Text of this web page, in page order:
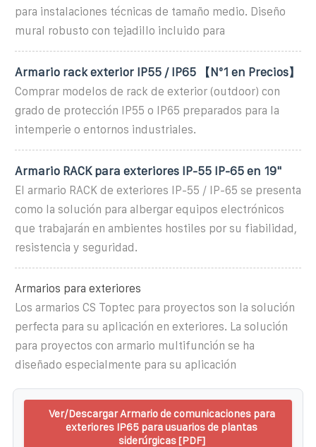
para instalaciones técnicas de tamaño medio. Diseño
mural robusto con tejadillo incluido para
Armario rack exterior IP55 / IP65 【Nº1 en Precios】
Comprar modelos de rack de exterior (outdoor) con
grado de protección IP55 o IP65 preparados para la
intemperie o entornos industriales.
Armario RACK para exteriores IP-55 IP-65 en 19"
El armario RACK de exteriores IP-55 / IP-65 se presenta
como la solución para albergar equipos electrónicos
que trabajarán en ambientes hostiles por su fiabilidad,
resistencia y seguridad.
Armarios para exteriores
Los armarios CS Toptec para proyectos son la solución
perfecta para su aplicación en exteriores. La solución
para proyectos con armario multifunción se ha
diseñado especialmente para su aplicación
Ver/Descargar Armario de comunicaciones para
exteriores IP65 para usuarios de plantas
siderúrgicas [PDF]